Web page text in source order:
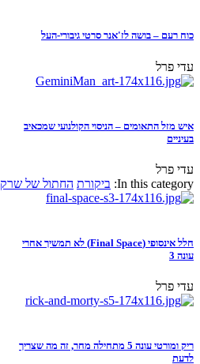
כוח רעם – בושה לז'אנר סרטי גיבורי-העל
עדי פרל
איש מזל התאומים – הניסוי הקולנועי שמכאיב
בעיניים
עדי פרל
In this category: ביקורת החתול של שרק 2: משאלה אחת ודי
חלל אינסופי (Final Space) לא תמשיך אחרי
עונה 3
עדי פרל
ריק ומורטי עונה 5 מתחילה מחר, זה מה שצריך
לדעת